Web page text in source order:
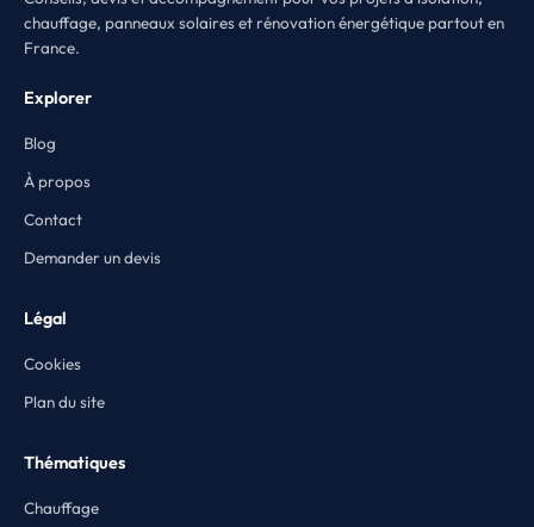
chauffage, panneaux solaires et rénovation énergétique partout en
France.
Explorer
Blog
À propos
Contact
Demander un devis
Légal
Cookies
Plan du site
Thématiques
Chauffage